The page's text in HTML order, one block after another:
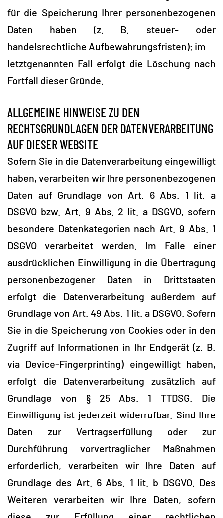
für die Speicherung Ihrer personenbezogenen
Daten haben (z. B. steuer- oder
handelsrechtliche Aufbewahrungsfristen); im
letztgenannten Fall erfolgt die Löschung nach
Fortfall dieser Gründe.
ALLGEMEINE HINWEISE ZU DEN
RECHTSGRUNDLAGEN DER DATENVERARBEITUNG
AUF DIESER WEBSITE
Sofern Sie in die Datenverarbeitung eingewilligt
haben, verarbeiten wir Ihre personenbezogenen
Daten auf Grundlage von Art. 6 Abs. 1 lit. a
DSGVO bzw. Art. 9 Abs. 2 lit. a DSGVO, sofern
besondere Datenkategorien nach Art. 9 Abs. 1
DSGVO verarbeitet werden. Im Falle einer
ausdrücklichen Einwilligung in die Übertragung
personenbezogener Daten in Drittstaaten
erfolgt die Datenverarbeitung außerdem auf
Grundlage von Art. 49 Abs. 1 lit. a DSGVO. Sofern
Sie in die Speicherung von Cookies oder in den
Zugriff auf Informationen in Ihr Endgerät (z. B.
via Device-Fingerprinting) eingewilligt haben,
erfolgt die Datenverarbeitung zusätzlich auf
Grundlage von § 25 Abs. 1 TTDSG. Die
Einwilligung ist jederzeit widerrufbar. Sind Ihre
Daten zur Vertragserfüllung oder zur
Durchführung vorvertraglicher Maßnahmen
erforderlich, verarbeiten wir Ihre Daten auf
Grundlage des Art. 6 Abs. 1 lit. b DSGVO. Des
Weiteren verarbeiten wir Ihre Daten, sofern